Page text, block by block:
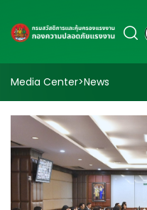
Media Center>News